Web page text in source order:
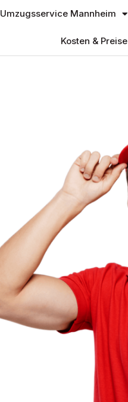
Umzugsservice Mannheim
Kosten & Preise